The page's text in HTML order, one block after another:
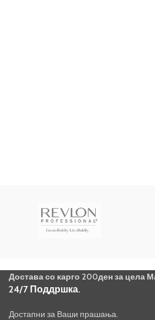
Достава со карго 200ден за цела
24/7 Поддршка.
Достапни за Ваши прашања.